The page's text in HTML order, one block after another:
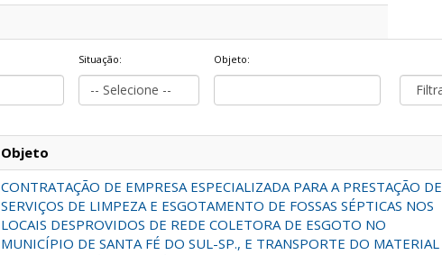
Situação: Objeto:
Objeto
CONTRATAÇÃO DE EMPRESA ESPECIALIZADA PARA A PRESTAÇÃO DE
SERVIÇOS DE LIMPEZA E ESGOTAMENTO DE FOSSAS SÉPTICAS NOS
LOCAIS DESPROVIDOS DE REDE COLETORA DE ESGOTO NO
MUNICÍPIO DE SANTA FÉ DO SUL-SP., E TRANSPORTE DO MATERIAL